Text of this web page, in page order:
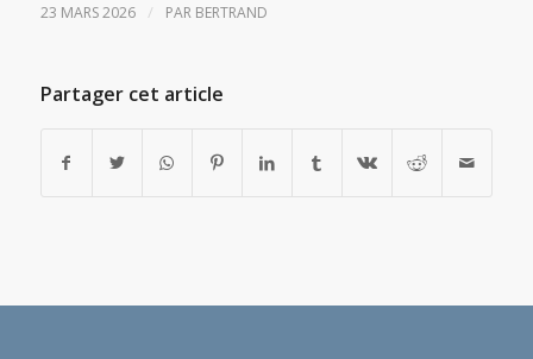
23 MARS 2026 / PAR BERTRAND
Partager cet article